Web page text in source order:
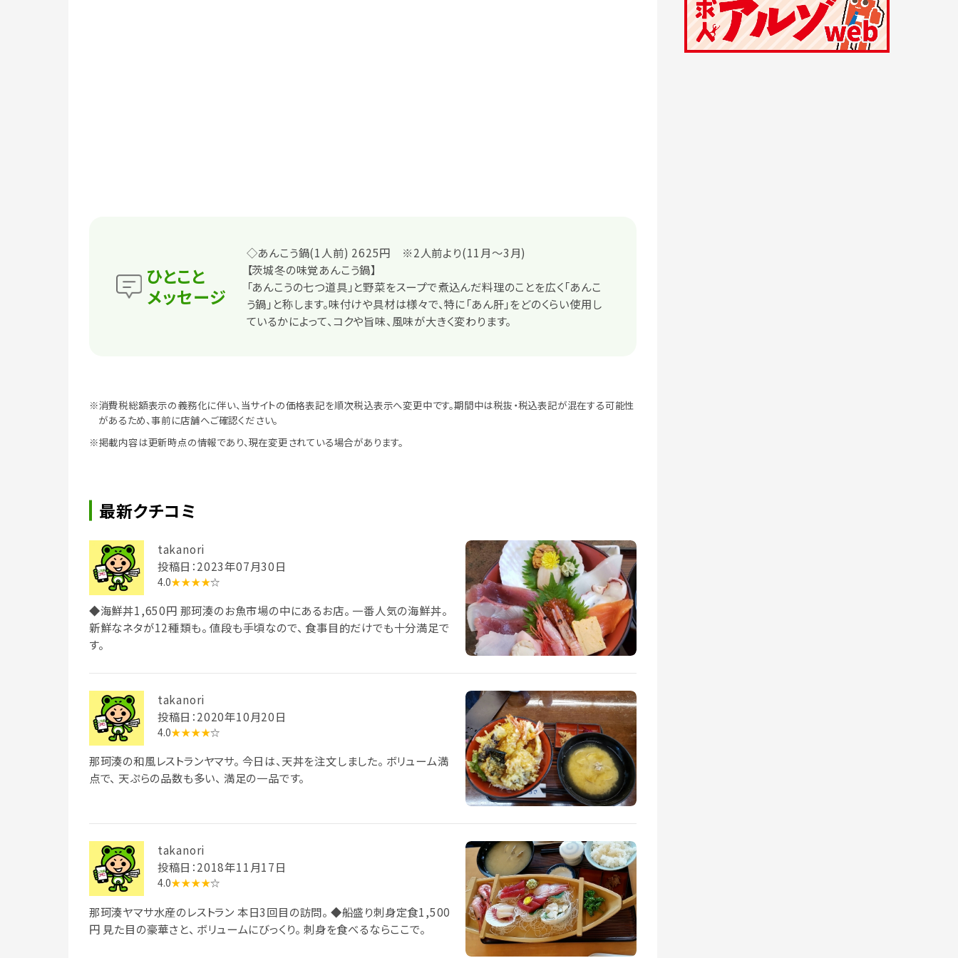
ひとこと
メッセージ
◇あんこう鍋(1人前) 2625円 ※2人前より(11月～3月)
【茨城冬の味覚あんこう鍋】
「あんこうの七つ道具」と野菜をスープで煮込んだ料理のことを広く「あんこ
う鍋」と称します。味付けや具材は様々で、特に「あん肝」をどのくらい使用し
ているかによって、コクや旨味、風味が大きく変わります。
※消費税総額表示の義務化に伴い、当サイトの価格表記を順次税込表示へ変更中です。期間中は税抜・税込表記が混在する可能性
があるため、事前に店舗へご確認ください。
※掲載内容は更新時点の情報であり、現在変更されている場合があります。
最新クチコミ
takanori
投稿日：2023年07月30日
4.0★★★★☆
◆海鮮丼1,650円 那珂湊のお魚市場の中にあるお店。 一番人気の海鮮丼。
新鮮なネタが12種類も。 値段も手頃なので、 食事目的だけでも十分満足で
す。
takanori
投稿日：2020年10月20日
4.0★★★★☆
那珂湊の和風レストランヤマサ。 今日は、天丼を注文しました。 ボリューム満
点で、 天ぷらの品数も多い、 満足の一品です。
takanori
投稿日：2018年11月17日
4.0★★★★☆
那珂湊ヤマサ水産のレストラン 本日3回目の訪問。 ◆船盛り刺身定食1,500
円 見た目の豪華さと、 ボリュームにびっくり。 刺身を食べるならここで。